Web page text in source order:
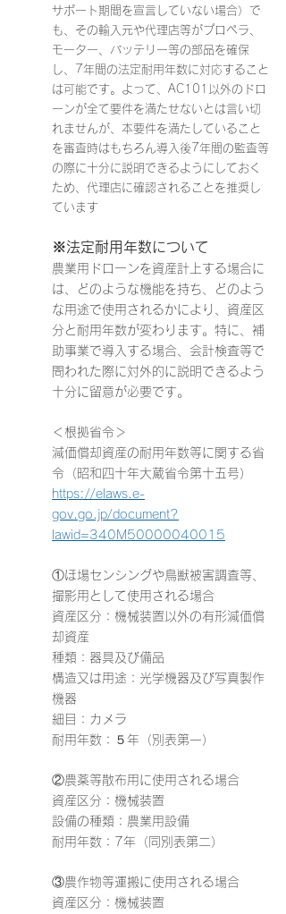
サポート期間を宣言していない場合）で
も、その輸入元や代理店等がプロペラ、
モーター、バッテリー等の部品を確保
し、7年間の法定耐用年数に対応すること
は可能です。よって、AC101以外のドロ
ーンが全て要件を満たせないとは言い切
れませんが、本要件を満たしていること
を審査時はもちろん導入後7年間の監査等
の際に十分に説明できるようにしておく
ため、代理店に確認されることを推奨し
ています
※法定耐用年数について
農業用ドローンを資産計上する場合に
は、どのような機能を持ち、どのよう
な用途で使用されるかにより、資産区
分と耐用年数が変わります。特に、補
助事業で導入する場合、会計検査等で
問われた際に対外的に説明できるよう
十分に留意が必要です。
＜根拠省令＞
減価償却資産の耐用年数等に関する省
令（昭和四十年大蔵省令第十五号）
https://elaws.e-
gov.go.jp/document?
lawid=340M50000040015
①ほ場センシングや鳥獣被害調査等、
撮影用として使用される場合
資産区分：機械装置以外の有形減価償
却資産
種類：器具及び備品
構造又は用途：光学機器及び写真製作
機器
細目：カメラ
耐用年数：５年（別表第一）
②農薬等散布用に使用される場合
資産区分：機械装置
設備の種類：農業用設備
耐用年数：7年（同別表第二）
③農作物等運搬に使用される場合
資産区分：機械装置